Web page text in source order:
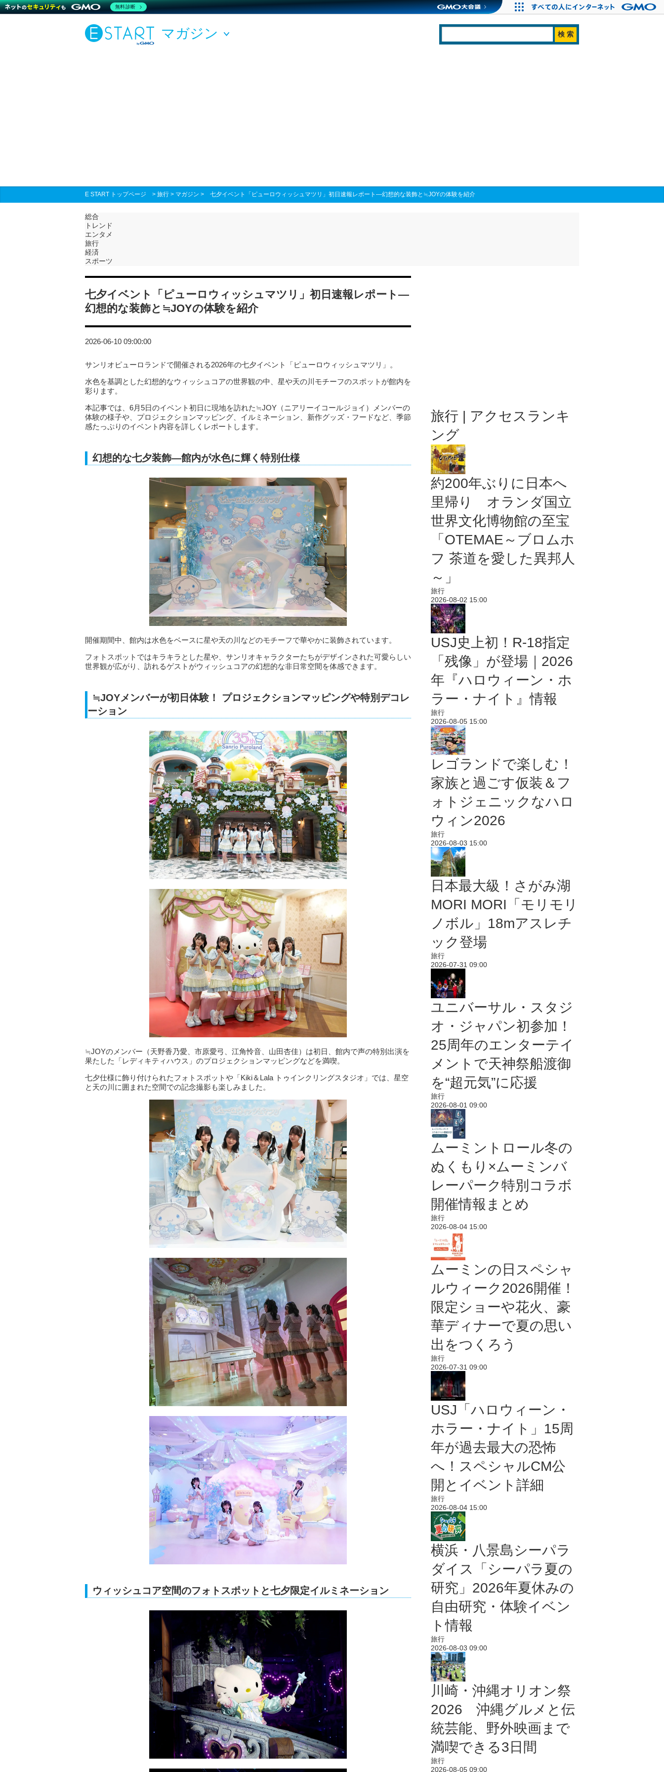
マガジン
E START トップページ > 旅行 > マガジン > 七夕イベント「ピューロウィッシュマツリ」初日速報レポート―幻想的な装飾と≒JOYの体験を紹介
総合
トレンド
エンタメ
旅行
経済
スポーツ
七夕イベント「ピューロウィッシュマツリ」初日速報レポート―
幻想的な装飾と≒JOYの体験を紹介
2026-06-10 09:00:00
サンリオピューロランドで開催される2026年の七夕イベント「ピューロウィッシュマツリ」。
水色を基調とした幻想的なウィッシュコアの世界観の中、星や天の川モチーフのスポットが館内を
彩ります。
本記事では、6月5日のイベント初日に現地を訪れた≒JOY（ニアリーイコールジョイ）メンバーの
体験の様子や、プロジェクションマッピング、イルミネーション、新作グッズ・フードなど、季節
感たっぷりのイベント内容を詳しくレポートします。
幻想的な七夕装飾―館内が水色に輝く特別仕様
開催期間中、館内は水色をベースに星や天の川などのモチーフで華やかに装飾されています。
フォトスポットではキラキラとした星や、サンリオキャラクターたちがデザインされた可愛らしい
世界観が広がり、訪れるゲストがウィッシュコアの幻想的な非日常空間を体感できます。
≒JOYメンバーが初日体験！ プロジェクションマッピングや特別デコレ
ーション
≒JOYのメンバー（天野香乃愛、市原愛弓、江角怜音、山田杏佳）は初日、館内で声の特別出演を
果たした「レディキティハウス」のプロジェクションマッピングなどを満喫。
七夕仕様に飾り付けられたフォトスポットや「Kiki＆Lala トゥインクリングスタジオ」では、星空
と天の川に囲まれた空間での記念撮影も楽しみました。
ウィッシュコア空間のフォトスポットと七夕限定イルミネーション
旅行 | アクセスランキ
ング
約200年ぶりに日本へ
里帰り オランダ国立
世界文化博物館の至宝
「OTEMAE～ブロムホ
フ 茶道を愛した異邦人
～」
旅行
2026-08-02 15:00
USJ史上初！R-18指定
「残像」が登場｜2026
年『ハロウィーン・ホ
ラー・ナイト』情報
旅行
2026-08-05 15:00
レゴランドで楽しむ！
家族と過ごす仮装＆フ
ォトジェニックなハロ
ウィン2026
旅行
2026-08-03 15:00
日本最大級！さがみ湖
MORI MORI「モリモリ
ノボル」18mアスレチ
ック登場
旅行
2026-07-31 09:00
ユニバーサル・スタジ
オ・ジャパン初参加！
25周年のエンターテイ
メントで天神祭船渡御
を“超元気”に応援
旅行
2026-08-01 09:00
ムーミントロール冬の
ぬくもり×ムーミンバ
レーパーク特別コラボ
開催情報まとめ
旅行
2026-08-04 15:00
ムーミンの日スペシャ
ルウィーク2026開催！
限定ショーや花火、豪
華ディナーで夏の思い
出をつくろう
旅行
2026-07-31 09:00
USJ「ハロウィーン・
ホラー・ナイト」15周
年が過去最大の恐怖
へ！スペシャルCM公
開とイベント詳細
旅行
2026-08-04 15:00
横浜・八景島シーパラ
ダイス「シーパラ夏の
研究」2026年夏休みの
自由研究・体験イベン
ト情報
旅行
2026-08-03 09:00
川崎・沖縄オリオン祭
2026 沖縄グルメと伝
統芸能、野外映画まで
満喫できる3日間
旅行
2026-08-05 09:00
無料診断